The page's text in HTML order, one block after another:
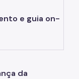
e guia on-
da